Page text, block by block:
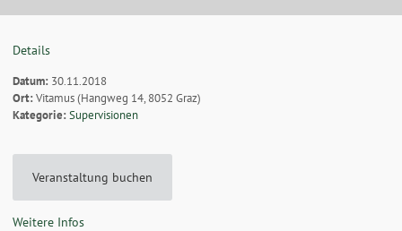
Details
Datum: 30.11.2018
Ort:Vitamus (Hangweg 14, 8052 Graz)
Kategorie:Supervisionen
Veranstaltung buchen
Weitere Infos